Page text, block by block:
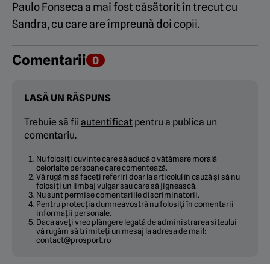
Paulo Fonseca a mai fost căsătorit în trecut cu
Sandra, cu care are împreună doi copii.
Comentarii 0
LASĂ UN RĂSPUNS
Trebuie să fii autentificat pentru a publica un
comentariu.
Nu folosiți cuvinte care să aducă o vătămare morală
celorlalte persoane care comentează.
Vă rugăm să faceți referiri doar la articolul în cauză și să nu
folosiți un limbaj vulgar sau care să jignească.
Nu sunt permise comentariile discriminatorii.
Pentru protecția dumneavostră nu folosiți în comentarii
informații personale.
Daca aveți vreo plângere legată de administrarea siteului
vă rugăm să trimiteți un mesaj la adresa de mail:
contact@prosport.ro